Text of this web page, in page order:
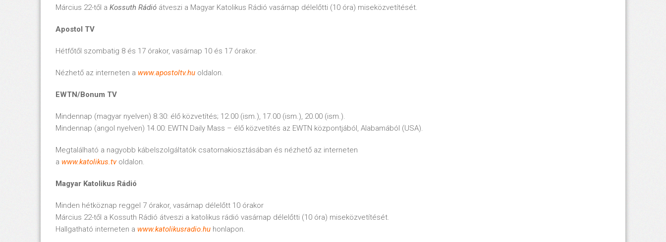
Március 22-től a Kossuth Rádió átveszi a Magyar Katolikus Rádió vasárnap délelőtti (10 óra) miseközvetítését.
Apostol TV
Hétfőtől szombatig 8 és 17 órakor, vasárnap 10 és 17 órakor.
Nézhető az interneten a www.apostoltv.hu oldalon.
EWTN/Bonum TV
Mindennap (magyar nyelven) 8.30: élő közvetítés; 12.00 (ism.), 17.00 (ism.), 20.00 (ism.).
Mindennap (angol nyelven) 14.00: EWTN Daily Mass – élő közvetítés az EWTN központjából, Alabamából (USA).
Megtalálható a nagyobb kábelszolgáltatók csatornakiosztásában és nézhető az interneten
a www.katolikus.tvoldalon.
Magyar Katolikus Rádió
Minden hétköznap reggel 7 órakor, vasárnap délelőtt 10 órakor
Március 22-től a Kossuth Rádió átveszi a katolikus rádió vasárnap délelőtti (10 óra) miseközvetítését.
Hallgatható interneten a www.katolikusradio.hu honlapon.